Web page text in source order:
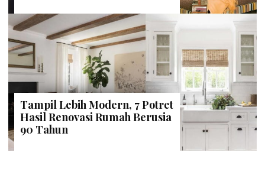
Tampil Lebih Modern, 7 Potret
Hasil Renovasi Rumah Berusia
90 Tahun